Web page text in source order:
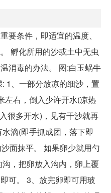
要条件，即适宜的温度、
孵化所用的沙或土中无虫
消毒的办法。 图:白玉蜗牛
1、一部分放凉的细沙，置
左右，倒入少许开水(凉热
很多开水)，见有干沙就再
滴(即手抓成团，落下即
面抹平。 如果卵少就用勺
，把卵放入沟内，卵上覆
可。 3、放完卵即可用玻